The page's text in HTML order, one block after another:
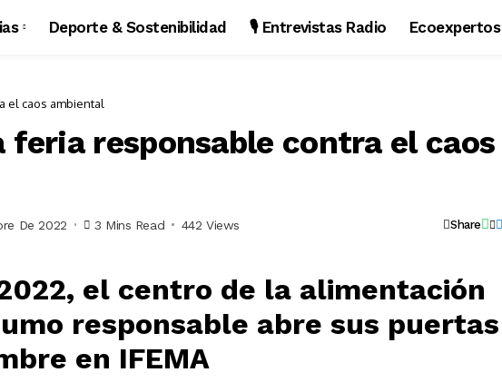
Deporte & Sostenibilidad 🎙️ Entrevistas Radio Ecoexpertos
el caos ambiental
responsable contra el caos
De 2022 3 Mins Read 442 Views Share
el centro de la alimentación
responsable abre sus puertas
en IFEMA